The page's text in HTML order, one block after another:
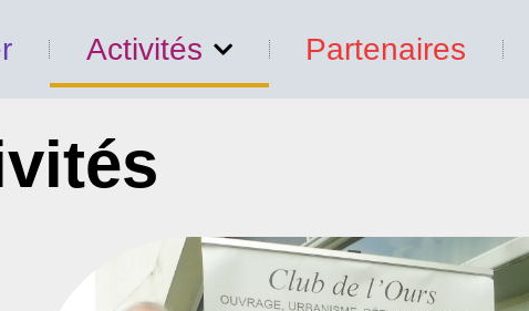
Activités Partenaires